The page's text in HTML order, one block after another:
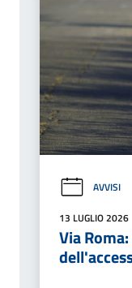
AVVISI
13 LUGLIO 2026
Via